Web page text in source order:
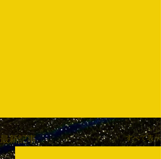
最新記事 すべて表示